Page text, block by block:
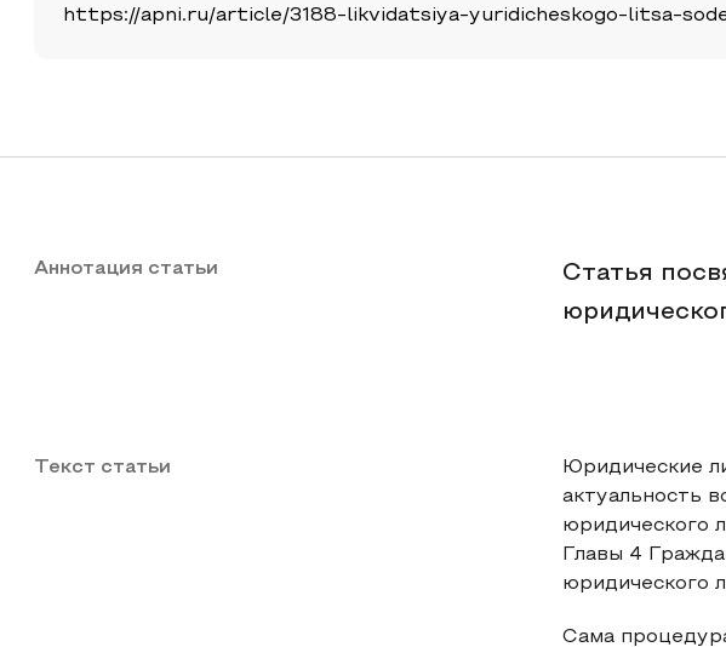
https://apni.ru/article/3188-likvidatsiya-yuridicheskogo-litsa-
Аннотация статьи
Статья
Текст статьи
Юридические
актуальность
юридического
Главы 4
юридического
Сама